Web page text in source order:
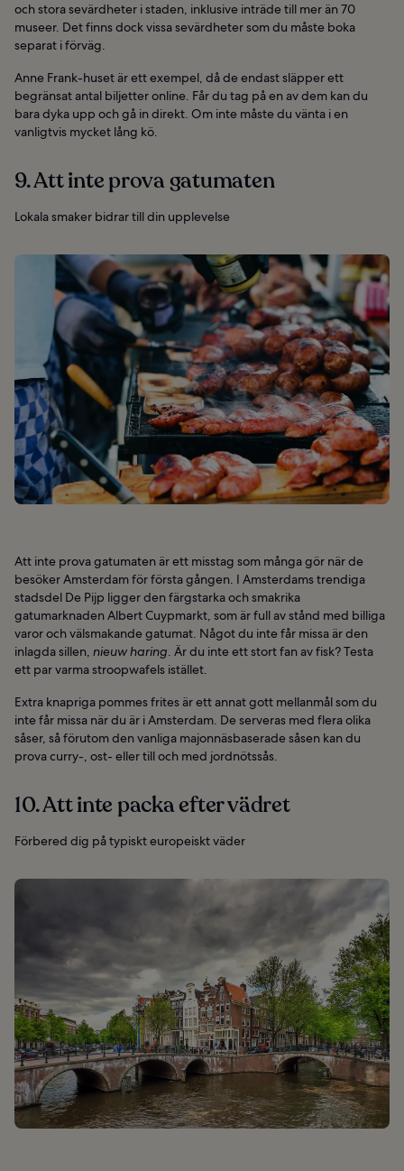
och stora sevärdheter i staden, inklusive inträde till mer än 70
museer. Det finns dock vissa sevärdheter som du måste boka
separat i förväg.
Anne Frank-huset är ett exempel, då de endast släpper ett
begränsat antal biljetter online. Får du tag på en av dem kan du
bara dyka upp och gå in direkt. Om inte måste du vänta i en
vanligtvis mycket lång kö.
9. Att inte prova gatumaten
Lokala smaker bidrar till din upplevelse
Att inte prova gatumaten är ett misstag som många gör när de
besöker Amsterdam för första gången. I Amsterdams trendiga
stadsdel De Pijp ligger den färgstarka och smakrika
gatumarknaden Albert Cuypmarkt, som är full av stånd med billiga
varor och välsmakande gatumat. Något du inte får missa är den
inlagda sillen, nieuw haring. Är du inte ett stort fan av fisk? Testa
ett par varma stroopwafels istället.
Extra knapriga pommes frites är ett annat gott mellanmål som du
inte får missa när du är i Amsterdam. De serveras med flera olika
såser, så förutom den vanliga majonnäsbaserade såsen kan du
prova curry-, ost- eller till och med jordnötssås.
10. Att inte packa efter vädret
Förbered dig på typiskt europeiskt väder